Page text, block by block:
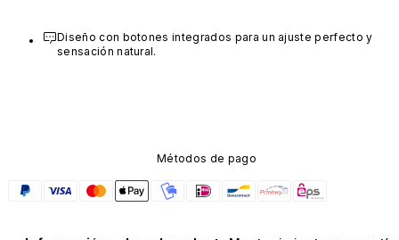
Diseño con botones integrados para un ajuste perfecto y
sensación natural.
Métodos de pago